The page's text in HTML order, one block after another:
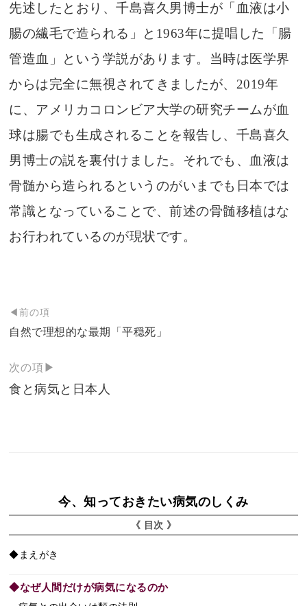
先述したとおり、千島喜久男博士が「血液は小
腸の繊毛で造られる」と1963年に提唱した「腸
管造血」という学説があります。当時は医学界
からは完全に無視されてきましたが、2019年
に、アメリカコロンビア大学の研究チームが血
球は腸でも生成されることを報告し、千島喜久
男博士の説を裏付けました。それでも、血液は
骨髄から造られるというのがいまでも日本では
常識となっていることで、前述の骨髄移植はな
お行われているのが現状です。
投
稿
ビ
ゲ
◀前の項
自然で理想的な最期「平穏死」
次の項▶
食と病気と日本人
今、知っておきたい病気のしくみ
《 目次 》
◆まえがき
◆なぜ人間だけが病気になるのか